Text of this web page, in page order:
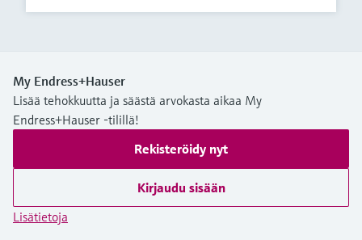
My Endress+Hauser
Lisää tehokkuutta ja säästä arvokasta aikaa My
Endress+Hauser -tilillä!
Rekisteröidy nyt
Kirjaudu sisään
Lisätietoja